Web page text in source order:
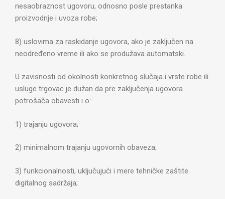
nesaobraznost ugovoru, odnosno posle prestanka
proizvodnje i uvoza robe;
8) uslovima za raskidanje ugovora, ako je zaključen na
neodređeno vreme ili ako se produžava automatski.
U zavisnosti od okolnosti konkretnog slučaja i vrste robe ili
usluge trgovac je dužan da pre zaključenja ugovora
potrošača obavesti i o:
1) trajanju ugovora;
2) minimalnom trajanju ugovornih obaveza;
3) funkcionalnosti, uključujući i mere tehničke zaštite
digitalnog sadržaja;